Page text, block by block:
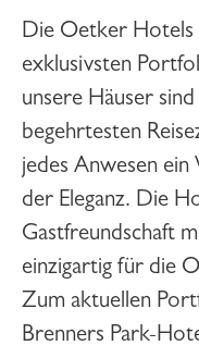
Die Oetker Hotels
exklusivsten
unsere Häuser
begehrtesten
jedes Anwesen
der Eleganz. Die
Gastfreundschaft
einzigartig für die
Zum aktuellen
Brenners Park-